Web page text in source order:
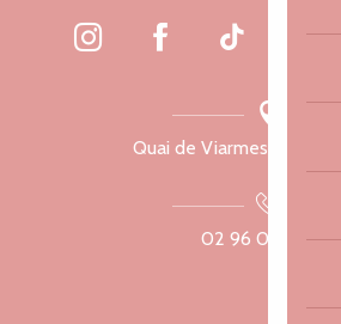
Quai de Viarmes, 22300
02 96 05 60 70